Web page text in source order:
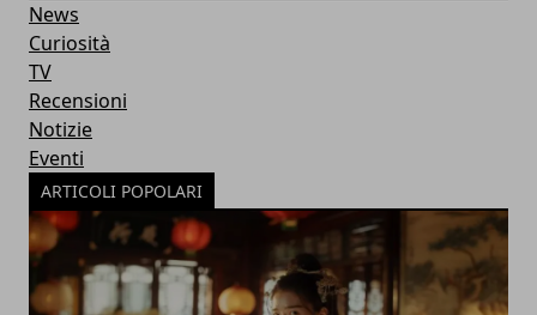
News
Curiosità
TV
Recensioni
Notizie
Eventi
ARTICOLI POPOLARI